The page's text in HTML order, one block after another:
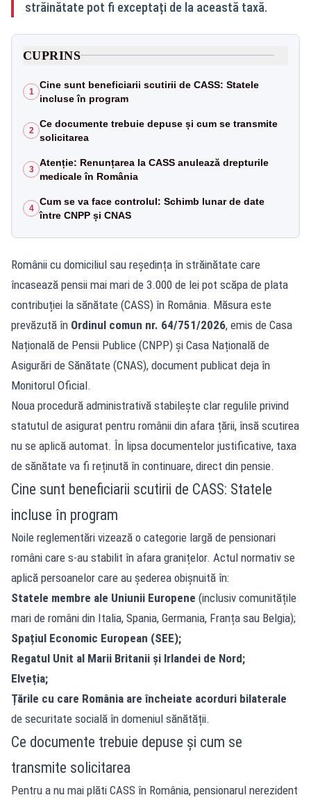
străinătate pot fi exceptați de la această taxă.
CUPRINS
1
Cine sunt beneficiarii scutirii de CASS: Statele
incluse în program
2
Ce documente trebuie depuse și cum se transmite
solicitarea
3
Atenție: Renunțarea la CASS anulează drepturile
medicale în România
4
Cum se va face controlul: Schimb lunar de date
între CNPP și CNAS
Românii cu domiciliul sau reședința în străinătate care
încasează pensii mai mari de 3.000 de lei pot scăpa de plata
contribuției la sănătate (CASS) în România. Măsura este
prevăzută în Ordinul comun nr. 64/751/2026, emis de Casa
Națională de Pensii Publice (CNPP) și Casa Națională de
Asigurări de Sănătate (CNAS), document publicat deja în
Monitorul Oficial.
Noua procedură administrativă stabilește clar regulile privind
statutul de asigurat pentru românii din afara țării, însă scutirea
nu se aplică automat. În lipsa documentelor justificative, taxa
de sănătate va fi reținută în continuare, direct din pensie.
Cine sunt beneficiarii scutirii de CASS: Statele
incluse în program
Noile reglementări vizează o categorie largă de pensionari
români care s-au stabilit în afara granițelor. Actul normativ se
aplică persoanelor care au șederea obișnuită în:
Statele membre ale Uniunii Europene (inclusiv comunitățile
mari de români din Italia, Spania, Germania, Franța sau Belgia);
Spațiul Economic European (SEE);
Regatul Unit al Marii Britanii și Irlandei de Nord;
Elveția;
Țările cu care România are încheiate acorduri bilaterale
de securitate socială în domeniul sănătății.
Ce documente trebuie depuse și cum se
transmite solicitarea
Pentru a nu mai plăti CASS în România, pensionarul nerezident